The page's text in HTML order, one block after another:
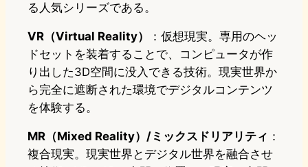
る人気シリーズである。
VR（Virtual Reality）
：仮想現実。専用のヘッ
ドセットを装着することで、コンピュータが作
り出した3D空間に没入できる技術。現実世界か
ら完全に遮断された環境でデジタルコンテンツ
を体験する。
MR（Mixed Reality）/ミックスドリアリティ ：
複合現実。現実世界とデジタル世界を融合させ